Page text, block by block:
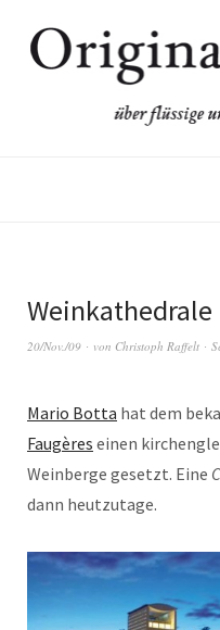
Weinkathedrale
20/Nov./09 von Christoph Raffelt
Mario Botta hat dem
Faugères einen
Weinberge gesetzt. Eine
dann heutzutage.